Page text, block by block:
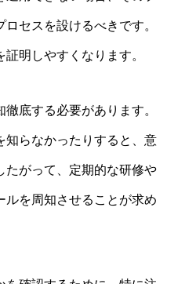
セスを設けるべきです。
明しやすくなります。
底する必要があります。
知らなかったりすると、意
たがって、定期的な研修や
ルを周知させることが求め